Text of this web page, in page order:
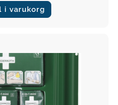
i varukorg